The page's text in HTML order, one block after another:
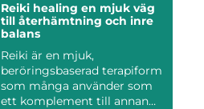
Reiki healing en mjuk väg
till återhämtning och inre
balans
Reiki är en mjuk,
beröringsbaserad terapiform
som många använder som
ett komplement till annan